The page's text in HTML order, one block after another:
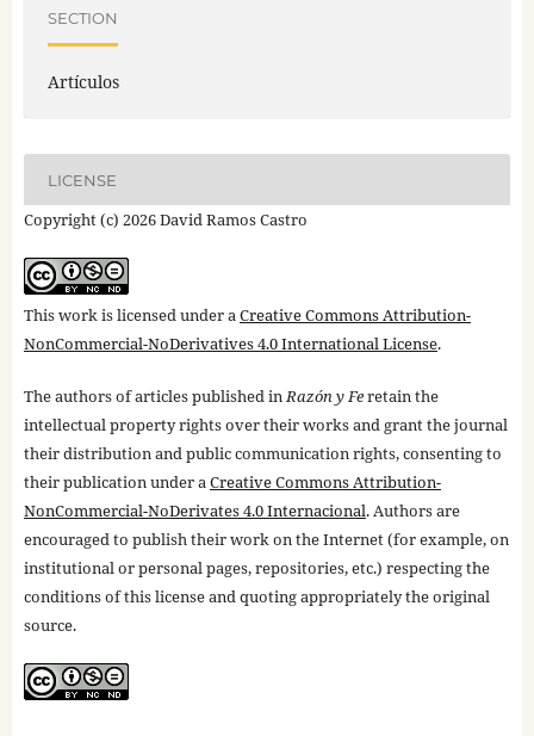
SECTION
Artículos
LICENSE
Copyright (c) 2026 David Ramos Castro
This work is licensed under aCreative Commons Attribution-
NonCommercial-NoDerivatives 4.0 International License.
The authors of articles published inRazón y Feretain the
intellectual property rights over their works and grant the journal
their distribution and public communication rights, consenting to
their publication under aCreative Commons Attribution-
NonCommercial-NoDerivates 4.0 Internacional. Authors are
encouraged to publish their work on the Internet (for example, on
institutional or personal pages, repositories, etc.) respecting the
conditions of this license and quoting appropriately the original
source.